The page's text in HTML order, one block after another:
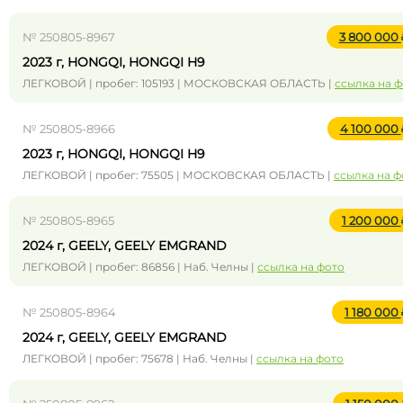
№ 250805-8967 3 800 000
2023 г, HONGQI, HONGQI H9
ЛЕГКОВОЙ | пробег: 105193 | МОСКОВСКАЯ ОБЛАСТЬ | ссылка на
№ 250805-8966 4 100 000
2023 г, HONGQI, HONGQI H9
ЛЕГКОВОЙ | пробег: 75505 | МОСКОВСКАЯ ОБЛАСТЬ | ссылка на
№ 250805-8965 1 200 000
2024 г, GEELY, GEELY EMGRAND
ЛЕГКОВОЙ | пробег: 86856 | Наб. Челны | ссылка на фото
№ 250805-8964 1 180 000
2024 г, GEELY, GEELY EMGRAND
ЛЕГКОВОЙ | пробег: 75678 | Наб. Челны | ссылка на фото